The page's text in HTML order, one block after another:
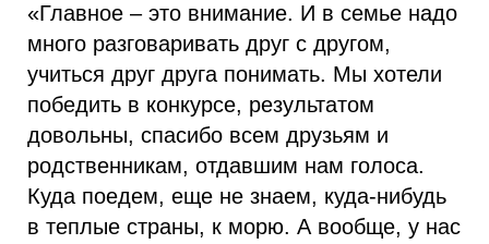
«Главное – это внимание. И в семье надо
много разговаривать друг с другом,
учиться друг друга понимать. Мы хотели
победить в конкурсе, результатом
довольны, спасибо всем друзьям и
родственникам, отдавшим нам голоса.
Куда поедем, еще не знаем, куда-нибудь
в теплые страны, к морю. А вообще, у нас